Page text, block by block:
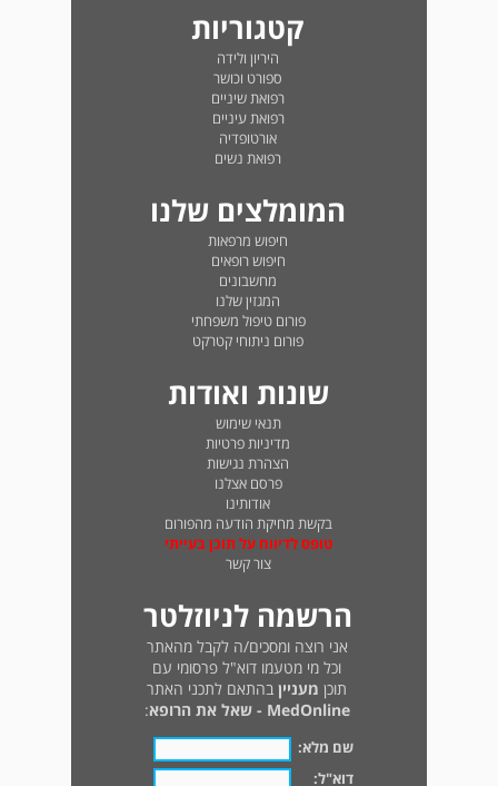
קטגוריות
היריון ולידה
ספורט וכושר
רפואת שיניים
רפואת עיניים
אורטופדיה
רפואת נשים
המומלצים שלנו
חיפוש מרפאות
חיפוש רופאים
מחשבונים
המגזין שלנו
פורום טיפול משפחתי
פורום ניתוחי קטרקט
שונות ואודות
תנאי שימוש
מדיניות פרטיות
הצהרת נגישות
פרסם אצלנו
אודותינו
בקשת מחיקת הודעה מהפורום
טופס לדיווח על תוכן בעייתי
צור קשר
הרשמה לניוזלטר
אני רוצה ומסכים/ה לקבל מהאתר
וכל מי מטעמו דוא"ל פרסומי עם
תוכן מעניין בהתאם לתכני האתר
MedOnline - שאל את הרופא
:
שם מלא:
דוא"ל: